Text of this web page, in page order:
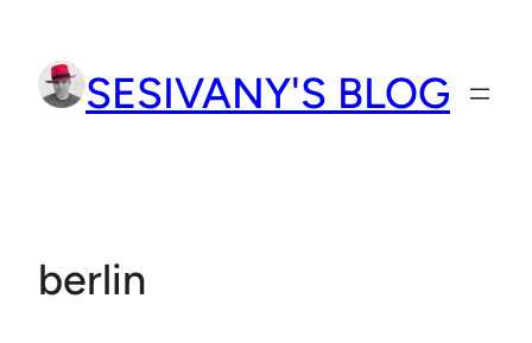
obsah
SESIVANY'S BLOG
berlin